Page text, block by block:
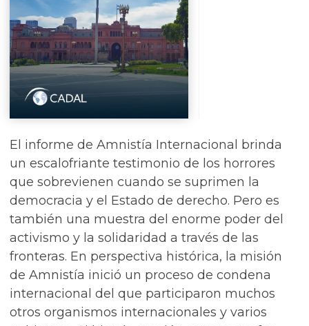
El informe de Amnistía Internacional brinda
un escalofriante testimonio de los horrores
que sobrevienen cuando se suprimen la
democracia y el Estado de derecho. Pero es
también una muestra del enorme poder del
activismo y la solidaridad a través de las
fronteras. En perspectiva histórica, la misión
de Amnistía inició un proceso de condena
internacional del que participaron muchos
otros organismos internacionales y varios